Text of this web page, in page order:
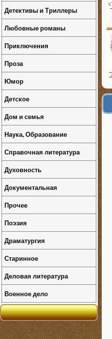
Детективы и Триллеры
Любовные романы
Приключения
Проза
Юмор
Детское
Дом и семья
Наука, Образование
Справочная литература
Духовность
Документальная
Прочее
Поэзия
Драматургия
Старинное
Деловая литература
Военное дело